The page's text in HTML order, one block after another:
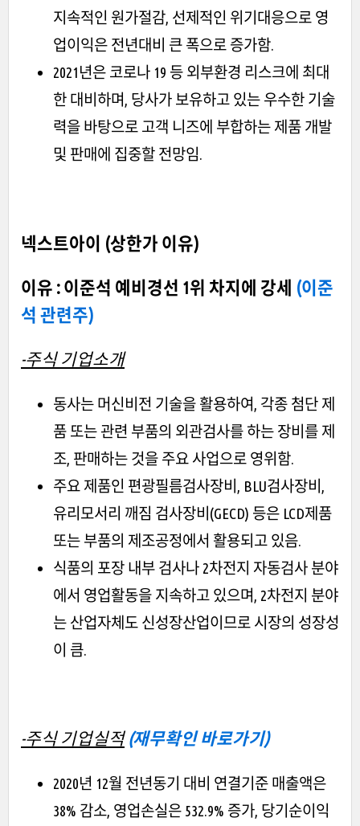
지속적인 원가절감, 선제적인 위기대응으로 영
업이익은 전년대비 큰 폭으로 증가함.
2021년은 코로나 19 등 외부환경 리스크에 최대
한 대비하며, 당사가 보유하고 있는 우수한 기술
력을 바탕으로 고객 니즈에 부합하는 제품 개발
및 판매에 집중할 전망임.
넥스트아이 (상한가 이유)
이유 : 이준석 예비경선 1위 차지에 강세 (이준
석 관련주)
-주식 기업소개
동사는 머신비전 기술을 활용하여, 각종 첨단 제
품 또는 관련 부품의 외관검사를 하는 장비를 제
조, 판매하는 것을 주요 사업으로 영위함.
주요 제품인 편광필름검사장비, BLU검사장비,
유리모서리 깨짐 검사장비(GECD) 등은 LCD제품
또는 부품의 제조공정에서 활용되고 있음.
식품의 포장 내부 검사나 2차전지 자동검사 분야
에서 영업활동을 지속하고 있으며, 2차전지 분야
는 산업자체도 신성장산업이므로 시장의 성장성
이 큼.
-주식 기업실적 (재무확인 바로가기)
2020년 12월 전년동기 대비 연결기준 매출액은
38% 감소, 영업손실은 532.9% 증가, 당기순이익